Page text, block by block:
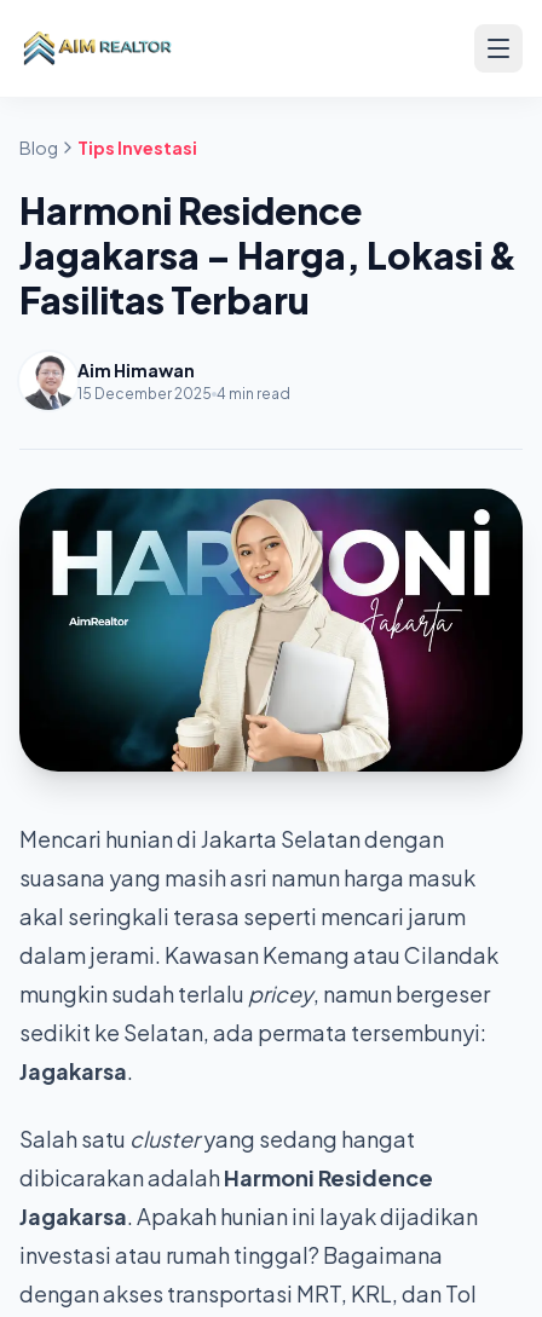
Blog Tips Investasi
Harmoni Residence
Jagakarsa – Harga, Lokasi &
Fasilitas Terbaru
Aim Himawan
15 December 2025 4 min read
Mencari hunian di Jakarta Selatan dengan
suasana yang masih asri namun harga masuk
akal seringkali terasa seperti mencari jarum
dalam jerami. Kawasan Kemang atau Cilandak
mungkin sudah terlalu pricey, namun bergeser
sedikit ke Selatan, ada permata tersembunyi:
Jagakarsa.
Salah satu clusteryang sedang hangat
dibicarakan adalahHarmoni Residence
Jagakarsa. Apakah hunian ini layak dijadikan
investasi atau rumah tinggal? Bagaimana
dengan akses transportasi MRT, KRL, dan Tol